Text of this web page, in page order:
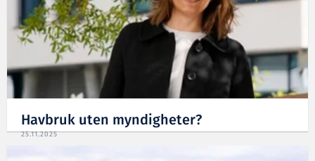
Havbruk uten myndigheter?
25.11.2025